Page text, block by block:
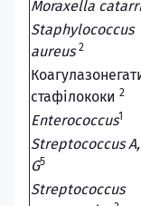
Moraxella
Staphylococcus
aureus2
стафілококи 2
Enterococcus1
Streptococcus A,
G5
Streptococcus